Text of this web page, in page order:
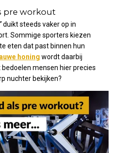
pre workout
duikt steeds vaker op in
Sommige sporters kiezen
eten dat past binnen hun
honing wordt daarbij
mensen hier precies
nuchter bekijken?